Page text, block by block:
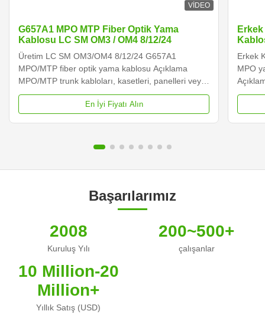
VIDEO
G657A1 MPO MTP Fiber Optik Yama
Kablosu LC SM OM3 / OM4 8/12/24
Üretim LC SM OM3/OM4 8/12/24 G657A1
MPO/MTP fiber optik yama kablosu Açıklama
MPO/MTP trunk kabloları, kasetleri, panelleri veya
sağlamlaştırılmış MPO fan-out'ları birbirine
bağlamak için kullanılır ve veri merkezlerinde ve
En İyi Fiyatı Alın
Erkek
MPO
Başarılarımız
2008
Kuruluş Yılı
200~500+
çalışanlar
10 Million-20
Million+
Yıllık Satış (USD)